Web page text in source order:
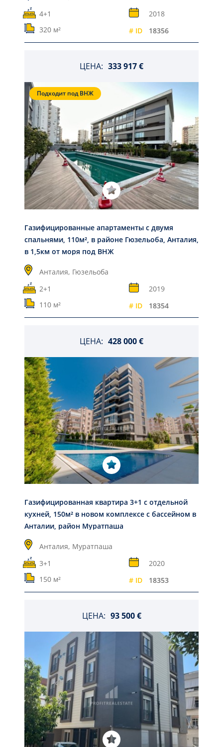
4+1
2018
320 м²
# ID 18356
ЦЕНА: 333 917 €
Подходит под ВНЖ
Газифицированные апартаменты с двумя
спальнями, 110м², в районе Гюзельоба, Анталия,
в 1,5км от моря под ВНЖ
Анталия, Гюзельоба
2+1
2019
110 м²
# ID 18354
ЦЕНА: 428 000 €
Газифицированная квартира 3+1 с отдельной
кухней, 150м² в новом комплексе с бассейном в
Анталии, район Муратпаша
Анталия, Муратпаша
3+1
2020
150 м²
# ID 18353
ЦЕНА: 93 500 €